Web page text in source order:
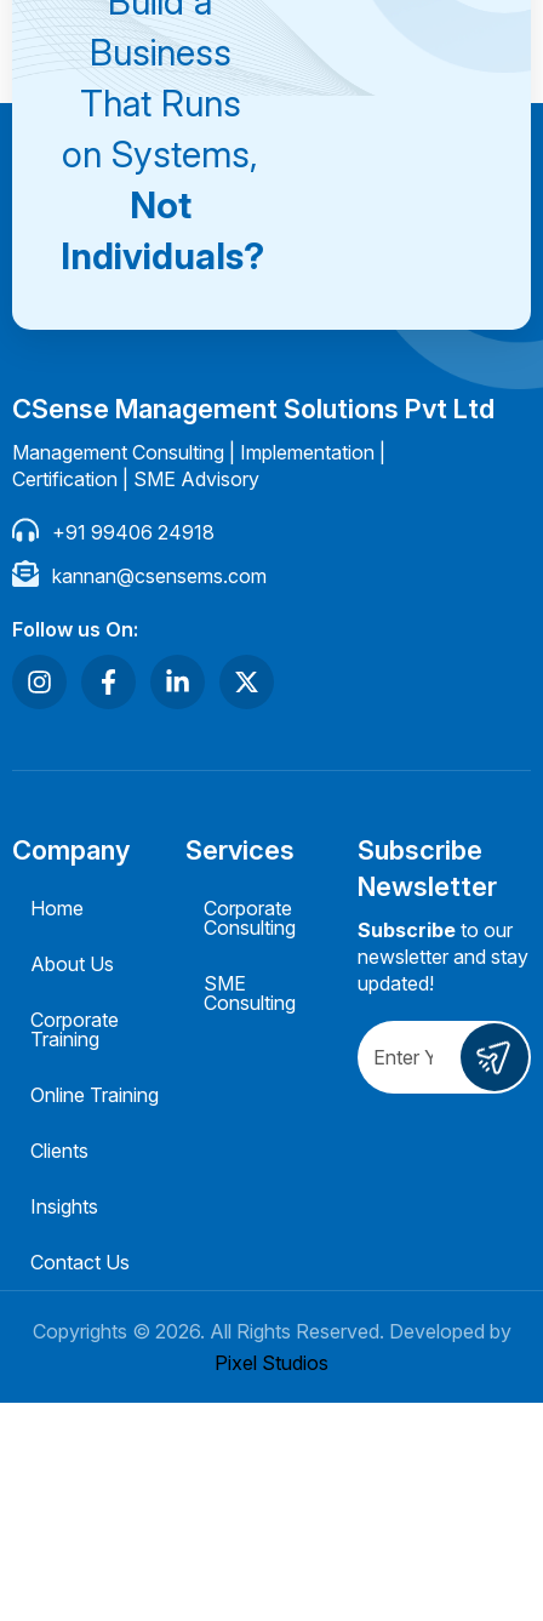
Business
That Runs
on Systems,
Not
Individuals?
CSense Management Solutions Pvt Ltd
Management Consulting | Implementation |
Certification | SME Advisory
+91 99406 24918
kannan@csensems.com
Follow us On:
Company
Home
About Us
Corporate
Training
Online Training
Clients
Insights
Contact Us
Services
Corporate
Consulting
SME
Consulting
Subscribe
Newsletter
Subscribe to our
newsletter and stay
updated!
Copyrights © 2026. All Rights Reserved. Developed by
Pixel Studios